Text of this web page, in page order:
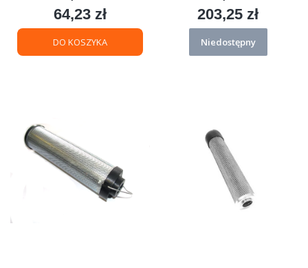
Cena
64,23 zł
DO KOSZYKA
Cena
203,25 zł
Niedostępny